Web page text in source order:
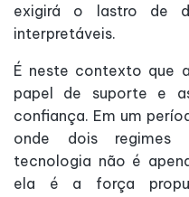
exigirá o lastro de
interpretáveis.
É neste contexto que
papel de suporte e
confiança. Em um
onde dois regimes
tecnologia não é
ela é a força